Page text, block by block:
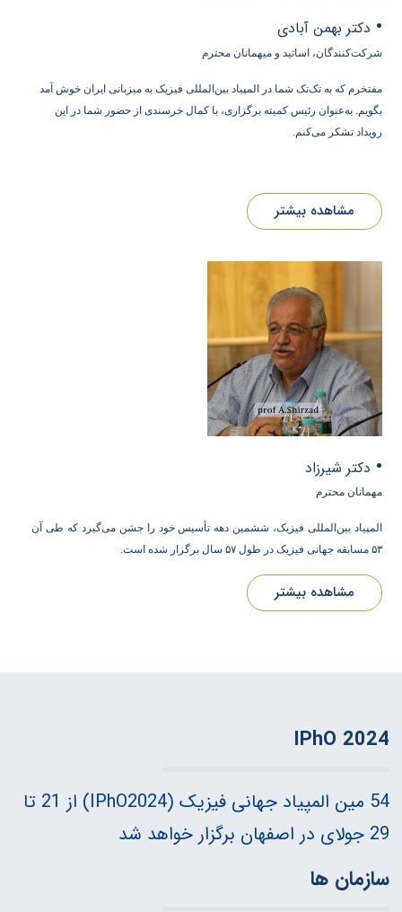
• دکتر بهمن آبادی
شرکت‌کنندگان، اساتید و میهمانان محترم
مفتخرم که به تک‌تک شما در المپیاد بین‌المللی فیزیک به میزبانی ایران خوش آمد
بگویم. به‌عنوان رئیس کمیته برگزاری، با کمال خرسندی از حضور شما در این
رویداد تشکر می‌کنم.
مشاهده بیشتر
• دکتر شیرزاد
مهمانان محترم
المپیاد بین‌المللی فیزیک، ششمین دهه تأسیس خود را جشن می‌گیرد که طی آن
۵۳ مسابقه جهانی فیزیک در طول ۵۷ سال برگزار شده است.
مشاهده بیشتر
IPhO 2024
54 مین المپیاد جهانی فیزیک (IPhO2024) از 21 تا
29 جولای در اصفهان برگزار خواهد شد
سازمان ها